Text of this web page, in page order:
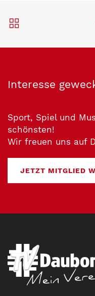
Interesse
Sport, Spiel und
schönsten!
Wir freuen uns auf
JETZT MITGLIED